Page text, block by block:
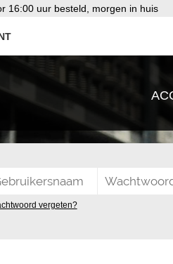
16:00 uur besteld, morgen in huis
vergeten?